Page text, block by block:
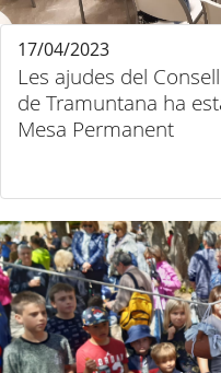
Les ajudes del
de Tramuntana ha
Mesa Permanent
17/04/2023